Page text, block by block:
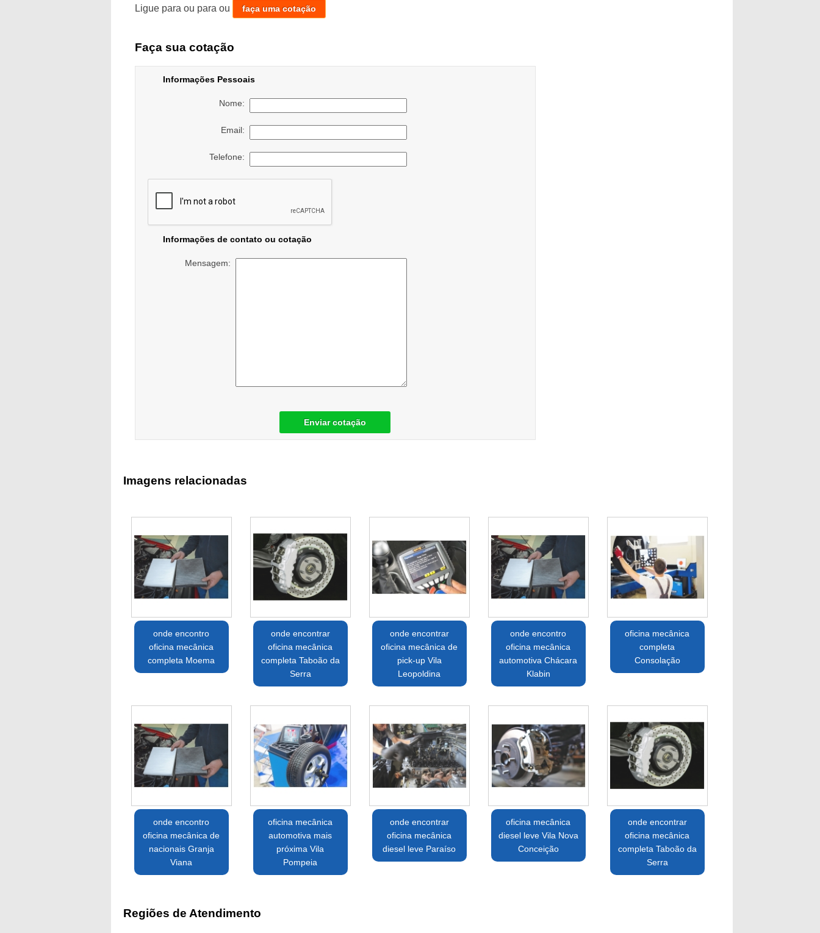
Ligue paraou paraou faça uma cotação
Faça sua cotação
Informações Pessoais
Nome:
Email:
Telefone:
Informações de contato ou cotação
Mensagem:
Enviar cotação
Imagens relacionadas
onde encontro
oficina mecânica
completa Moema
onde encontrar
oficina mecânica
completa Taboão da
Serra
onde encontrar
oficina mecânica de
pick-up Vila
Leopoldina
onde encontro
oficina mecânica
automotiva Chácara
Klabin
oficina mecânica
completa
Consolação
onde encontro
oficina mecânica de
nacionais Granja
Viana
oficina mecânica
automotiva mais
próxima Vila
Pompeia
onde encontrar
oficina mecânica
diesel leve Paraíso
oficina mecânica
diesel leve Vila Nova
Conceição
onde encontrar
oficina mecânica
completa Taboão da
Serra
Regiões de Atendimento